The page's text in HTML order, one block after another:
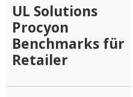
UL Solutions
Procyon
Benchmarks für
Retailer